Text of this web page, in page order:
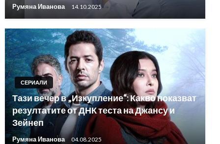
Румяна Иванова 14.10.2025
СЕРИАЛИ
Тази вечер в „Изкупление“: Какво показват
резултатите от ДНК теста на Джансу и
Зейнеп
Румяна Иванова 04.08.2025